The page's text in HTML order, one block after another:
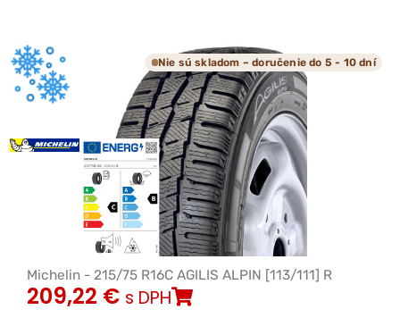
Nie sú skladom – doručenie do 5 - 10 dní
Michelin - 215/75 R16C AGILIS ALPIN [113/111] R
209,22 € s DPH